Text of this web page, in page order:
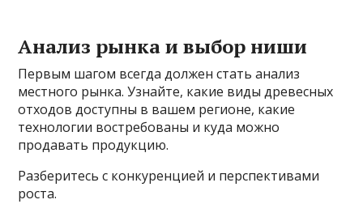
Анализ рынка и выбор ниши
Первым шагом всегда должен стать анализ
местного рынка. Узнайте, какие виды древесных
отходов доступны в вашем регионе, какие
технологии востребованы и куда можно
продавать продукцию.
Разберитесь с конкуренцией и перспективами
роста.